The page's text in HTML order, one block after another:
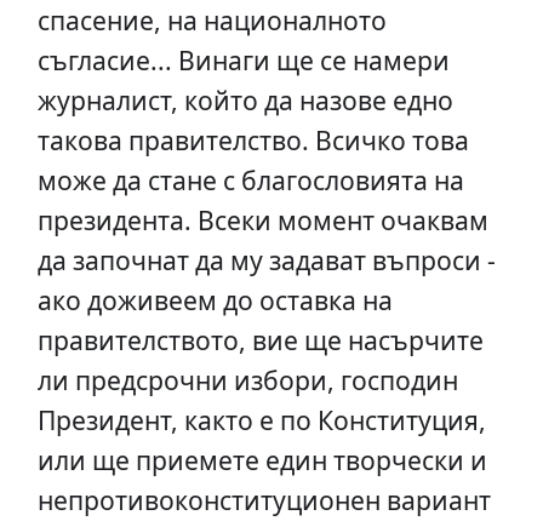
спасение, на националното
съгласие... Винаги ще се намери
журналист, който да назове едно
такова правителство. Всичко това
може да стане с благословията на
президента. Всеки момент очаквам
да започнат да му задават въпроси -
ако доживеем до оставка на
правителството, вие ще насърчите
ли предсрочни избори, господин
Президент, както е по Конституция,
или ще приемете един творчески и
непротивоконституционен вариант